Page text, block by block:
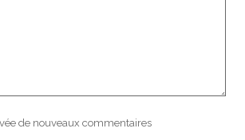
de nouveaux commentaires